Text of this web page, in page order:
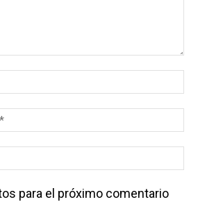
para el próximo comentario